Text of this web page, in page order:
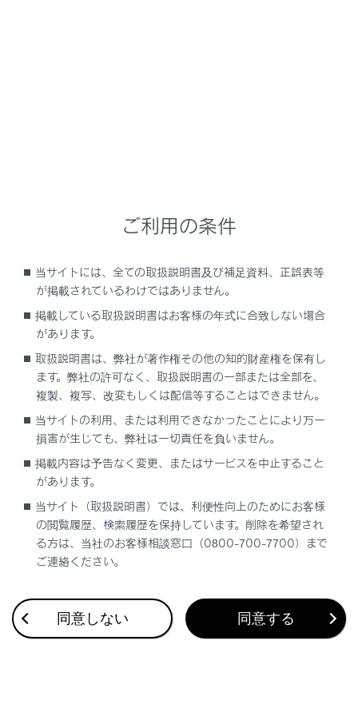
ドアガラスを開閉するには
誤操作を防止するには（ウインドウロックスイ
ッチ）
合わせて見られているページ
フロントシート
パワーイージーアクセスシステム／ポジションメモリー／メ
モリーコール機能
このページは役に立ちましたか？
ご利用の条件
当サイトには、全ての取扱説明書及び補足資料、正誤表等
が掲載されているわけではありません。
掲載している取扱説明書はお客様の年式に合致しない場合
があります。
取扱説明書は、弊社が著作権その他の知的財産権を保有し
ます。弊社の許可なく、取扱説明書の一部または全部を、
複製、複写、改変もしくは配信等することはできません。
当サイトの利用、または利用できなかったことにより万一
損害が生じても、弊社は一切責任を負いません。
掲載内容は予告なく変更、またはサービスを中止すること
があります。
当サイト（取扱説明書）では、利便性向上のためにお客様
の閲覧履歴、検索履歴を保持しています。削除を希望され
る方は、当社のお客様相談窓口（0800-700-7700）まで
ご連絡ください。
同意しない 同意する